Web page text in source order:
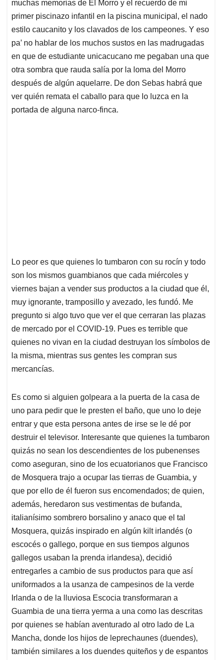
A
p
p
o
o
k
d
I
n
d
s
muchas memorias de El Morro y el recuerdo de mi
primer piscinazo infantil en la piscina municipal, el nado
estilo caucanito y los clavados de los campeones. Y eso
pa’ no hablar de los muchos sustos en las madrugadas
en que de estudiante unicacucano me pegaban una que
otra sombra que rauda salía por la loma del Morro
después de algún aquelarre. De don Sebas habrá que
ver quién remata el caballo para que lo luzca en la
portada de alguna narco-finca.
Lo peor es que quienes lo tumbaron con su rocín y todo
son los mismos guambianos que cada miércoles y
viernes bajan a vender sus productos a la ciudad que él,
muy ignorante, tramposillo y avezado, les fundó. Me
pregunto si algo tuvo que ver el que cerraran las plazas
de mercado por el COVID-19. Pues es terrible que
quienes no vivan en la ciudad destruyan los símbolos de
la misma, mientras sus gentes les compran sus
mercancías.
Es como si alguien golpeara a la puerta de la casa de
uno para pedir que le presten el baño, que uno lo deje
entrar y que esta persona antes de irse se le dé por
destruir el televisor. Interesante que quienes la tumbaron
quizás no sean los descendientes de los pubenenses
como aseguran, sino de los ecuatorianos que Francisco
de Mosquera trajo a ocupar las tierras de Guambia, y
que por ello de él fueron sus encomendados; de quien,
además, heredaron sus vestimentas de bufanda,
italianísimo sombrero borsalino y anaco que el tal
Mosquera, quizás inspirado en algún kilt irlandés (o
escocés o gallego, porque en sus tiempos algunos
gallegos usaban la prenda irlandesa), decidió
entregarles a cambio de sus productos para que así
uniformados a la usanza de campesinos de la verde
Irlanda o de la lluviosa Escocia transformaran a
Guambia de una tierra yerma a una como las descritas
por quienes se habían aventurado al otro lado de La
Mancha, donde los hijos de leprechaunes (duendes),
también similares a los duendes quiteños y de espantos